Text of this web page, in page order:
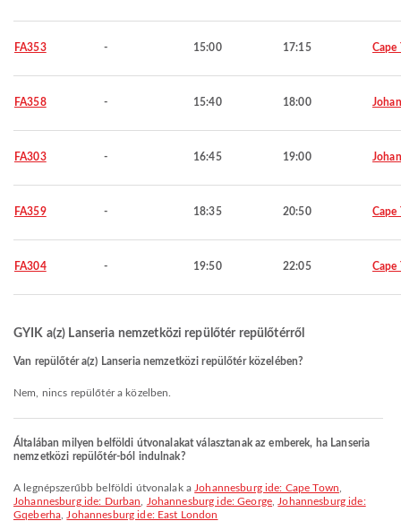
FA353 - 15:00 17:15 Cape
FA358 - 15:40 18:00
FA303 - 16:45 19:00
FA359 - 18:35 20:50 Cape
FA304 - 19:50 22:05 Cape
GYIK a(z) Lanseria nemzetközi repülőtér repülőtérről
Van repülőtér a(z) Lanseria nemzetközi repülőtér közelében?
Nem, nincs repülőtér a közelben.
Általában milyen belföldi útvonalakat választanak az emberek, ha Lanseria
nemzetközi repülőtér-ból indulnak?
A legnépszerűbb belföldi útvonalak a Johannesburg ide: Cape Town
Johannesburg ide: Durban
Johannesburg ide: George
Johannesburg ide:
Gqeberha
Johannesburg ide: East London